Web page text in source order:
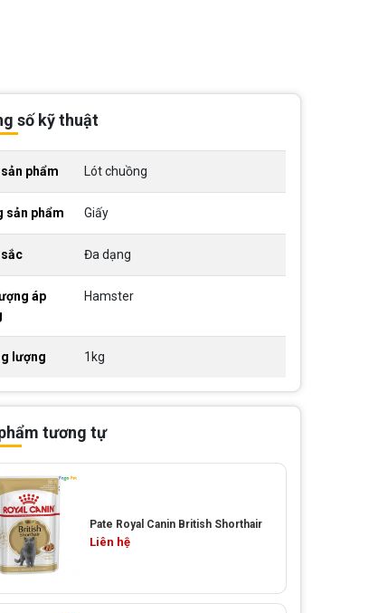
số kỹ thuật
phẩm Lót chuồng
sản phẩm Giấy
sắc Đa dạng
áp
Hamster
lượng 1kg
tương tự
Pate Royal Canin British Shorthair
Liên hệ